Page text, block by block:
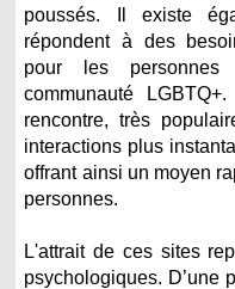
poussés. Il existe
répondent à des
pour les
communauté
rencontre, très
interactions plus
offrant ainsi un moyen
personnes.
L'attrait de ces sites
psychologiques. D’une